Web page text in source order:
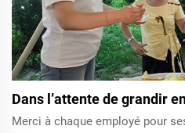
Dans l’attente de grandir
Merci à chaque employé pour